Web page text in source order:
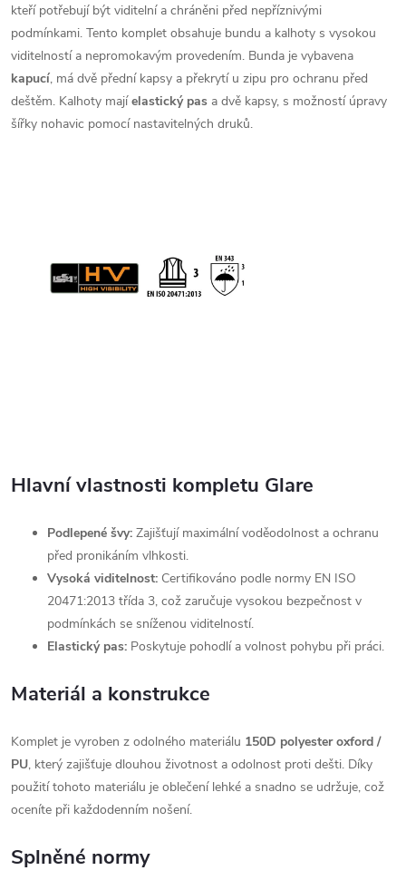
kteří potřebují být viditelní a chráněni před nepříznivými
podmínkami. Tento komplet obsahuje bundu a kalhoty s vysokou
viditelností a nepromokavým provedením. Bunda je vybavena
kapucí, má dvě přední kapsy a překrytí u zipu pro ochranu před
deštěm. Kalhoty majíelastický pas a dvě kapsy, s možností úpravy
šířky nohavic pomocí nastavitelných druků.
Hlavní vlastnosti kompletu Glare
Podlepené švy: Zajišťují maximální voděodolnost a ochranu
před pronikáním vlhkosti.
Vysoká viditelnost: Certifikováno podle normy EN ISO
20471:2013 třída 3, což zaručuje vysokou bezpečnost v
podmínkách se sníženou viditelností.
Elastický pas: Poskytuje pohodlí a volnost pohybu při práci.
Materiál a konstrukce
Komplet je vyroben z odolného materiálu 150D polyester oxford /
PU, který zajišťuje dlouhou životnost a odolnost proti dešti. Díky
použití tohoto materiálu je oblečení lehké a snadno se udržuje, což
oceníte při každodenním nošení.
Splněné normy